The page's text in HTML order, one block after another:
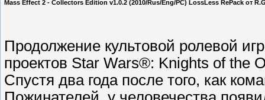
Mass Effect 2 - Collectors Edition v1.0.2 (2010/Rus/Eng/PC) LossLess RePack от
Продолжение культовой ролевой
проектов Star Wars®: Knights of
Спустя два года после того, как